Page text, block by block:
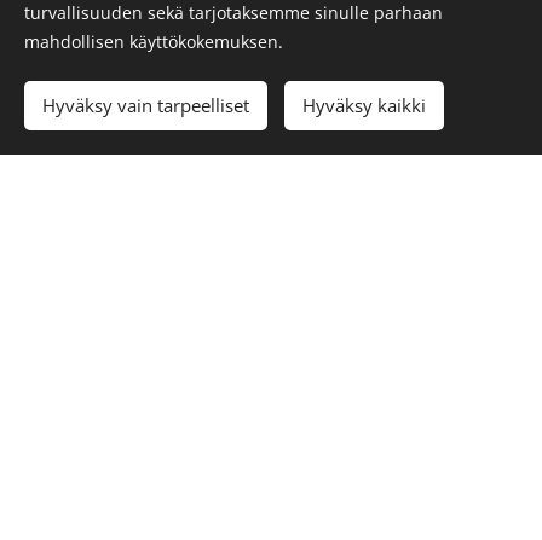
turvallisuuden sekä tarjotaksemme sinulle parhaan
mahdollisen käyttökokemuksen.
Hyväksy vain tarpeelliset Hyväksy kaikki